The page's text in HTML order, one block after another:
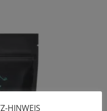
HINWEIS